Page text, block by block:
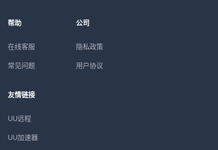
帮助
在线客服
常见问题
公司
隐私政策
用户协议
友情链接
UU远程
UU加速器